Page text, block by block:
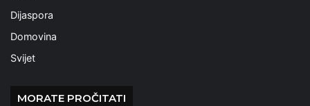
Dijaspora
Domovina
Svijet
MORATE PROČITATI